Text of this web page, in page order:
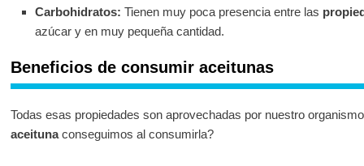
Carbohidratos: Tienen muy poca presencia entre las
azúcar y en muy pequeña cantidad.
Beneficios de consumir aceitunas
Todas esas propiedades son aprovechadas por nuestro
aceitunaconseguimos al consumirla?